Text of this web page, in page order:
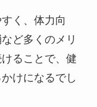
く、体力向
ど多くのメリ
ることで、健
けになるでし